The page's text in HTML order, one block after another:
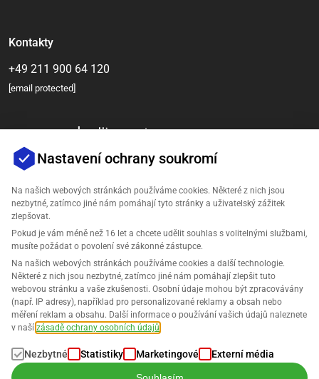
Kontakty
+49 211 900 64 120
[email protected]
Společnost
Podpora
Řešení pro Amazon
Čeština
Nastavení ochrany soukromí
Na našich webových stránkách používáme cookies. Některé z nich jsou
nezbytné, zatímco jiné nám pomáhají tyto stránky a uživatelský zážitek
zlepšovat.
Pokud je vám méně než 16 let a chcete udělit souhlas s volitelnými službami,
musíte požádat o povolení své zákonné zástupce.
Na našich webových stránkách používáme cookies a další technologie.
Některé z nich jsou nezbytné, zatímco jiné nám pomáhají zlepšit tuto
webovou stránku a vaše zkušenosti. Osobní údaje mohou být zpracovávány
(např. IP adresy), například pro personalizované reklamy a obsah nebo
měření reklam a obsahu. Další informace o používání vašich údajů naleznete
v naší zásadě ochrany osobních údajů
Nezbytné Statistiky Marketingové Externí média